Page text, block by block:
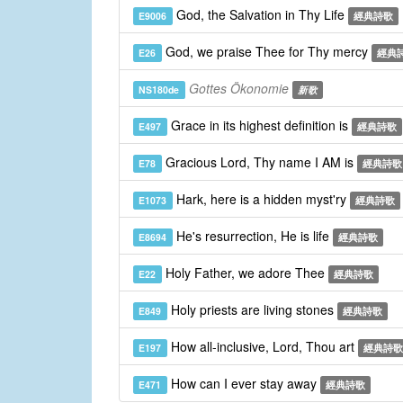
E9006 God, the Salvation in Thy Life 經典詩歌
E26 God, we praise Thee for Thy mercy 經典
NS180de Gottes Ökonomie 新歌
E497 Grace in its highest definition is 經典詩歌
E78 Gracious Lord, Thy name I AM is 經典詩歌
E1073 Hark, here is a hidden myst'ry 經典詩歌
E8694 He's resurrection, He is life 經典詩歌
E22 Holy Father, we adore Thee 經典詩歌
E849 Holy priests are living stones 經典詩歌
E197 How all-inclusive, Lord, Thou art 經典詩歌
E471 How can I ever stay away 經典詩歌